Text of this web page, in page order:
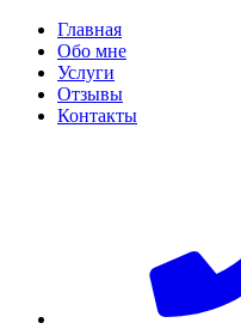
Skip
content
Главная
Обо мне
Услуги
Отзывы
Контакты